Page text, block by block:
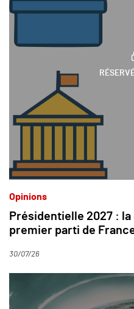
Opinions
Présidentielle 2027 :
premier parti de
30/07/26